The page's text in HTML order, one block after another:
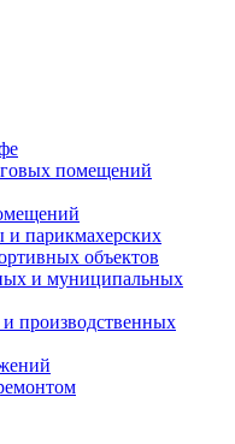
помещений
и парикмахерских
объектов
и муниципальных
производственных